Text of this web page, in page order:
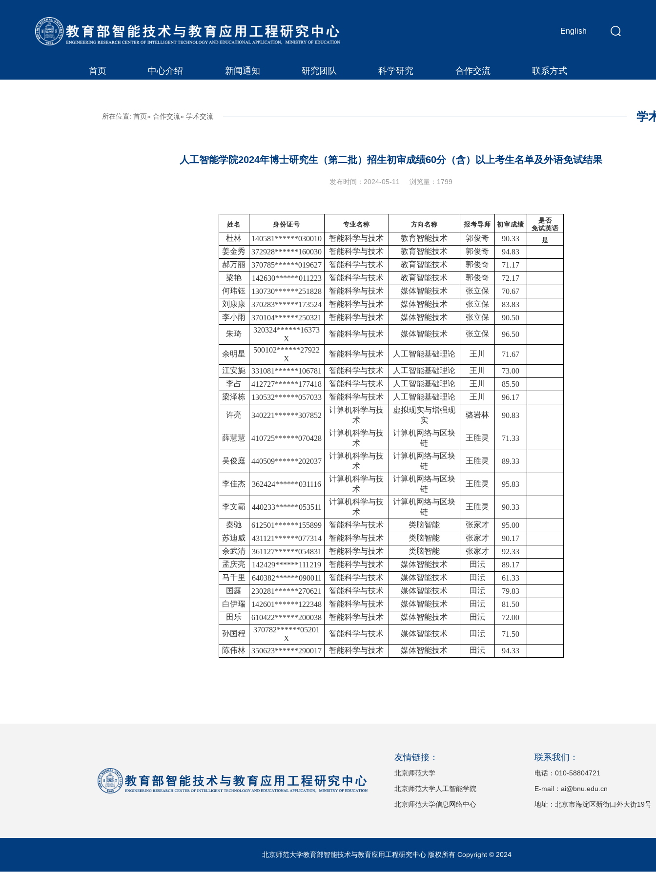
English
护
首页 中心介绍 新闻通知 研究团队 科学研究 合作交流 联系方式
学
所在位置: 首页» 合作交流» 学术交流
人工智能学院2024年博士研究生（第二批）招生初审成绩60分（含）以上考生名单及外语免试结果
发布时间：2024-05-11 浏览量： 1799
姓名 身份证号 专业名称 方向名称 报考导师 初审成绩
是否
免试英语
杜林 140581******030010 智能科学与技术 教育智能技术 郭俊奇 90.33 是
姜金秀 372928******160030 智能科学与技术 教育智能技术 郭俊奇
94.83
郝万丽
370785******019627 智能科学与技术 教育智能技术 郭俊奇
71.17
梁艳
142630******011223 智能科学与技术 教育智能技术 郭俊奇
72.17
何玮钰
130730******251828 智能科学与技术 媒体智能技术 张立保
70.67
刘康康
370283******173524 智能科学与技术 媒体智能技术 张立保
83.83
李小雨
370104******250321 智能科学与技术 媒体智能技术 张立保
90.50
朱琦
320324******16373
X
智能科学与技术 媒体智能技术 张立保 96.50
余明星 500102******27922
X
智能科学与技术 人工智能基础理论 王川
71.67
江安旎
331081 ******106781 智能科学与技术 人工智能基础理论 王川
73.00
李占
412727******177418 智能科学与技术 人工智能基础理论 王川
85.50
梁泽栋
130532******057033 智能科学与技术 人工智能基础理论 王川 96.17
许亮 340221 ******307852
计算机科学与技
术
虚拟现实与增强现
实
骆岩林 90.83
薛慧慧 410725******070428
计算机科学与技
术
计算机网络与区块
链
王胜灵 71.33
吴俊庭 440509******202037
计算机科学与技
术
计算机网络与区块
链
王胜灵 89.33
李佳杰 362424******031116
计算机科学与技
术
计算机网络与区块
链
王胜灵 95.83
李文霸 440233******053511
计算机科学与技
术
计算机网络与区块
链
王胜灵 90.33
秦驰 612501 ******155899 智能科学与技术 类脑智能 张家才
95.00
苏迪威
431121 ******077314 智能科学与技术 类脑智能 张家才
90.17
余武清
361127******054831 智能科学与技术 类脑智能 张家才
92.33
孟庆亮
142429******111219 智能科学与技术 媒体智能技术 田沄
89.17
马千里
640382******090011 智能科学与技术 媒体智能技术 田沄
61.33
国露
230281 ******270621 智能科学与技术 媒体智能技术 田沄
79.83
白伊瑞
142601 ******122348 智能科学与技术 媒体智能技术 田沄
81.50
田乐
610422******200038 智能科学与技术 媒体智能技术 田沄
72.00
孙国程
370782******05201
X
智能科学与技术 媒体智能技术 田沄
71.50
陈伟林
350623******290017 智能科学与技术 媒体智能技术 田沄 94.33
联系我们：
电话：010-58804721
E-mail：ai@bnu.edu.cn
地址：北京市海淀区新街口外大街19号
友情链接：
北京师范大学
北京师范大学人工智能学院
北京师范大学信息网络中心
北京师范大学教育部智能技术与教育应用工程研究中心 版权所有 Copyright © 2024